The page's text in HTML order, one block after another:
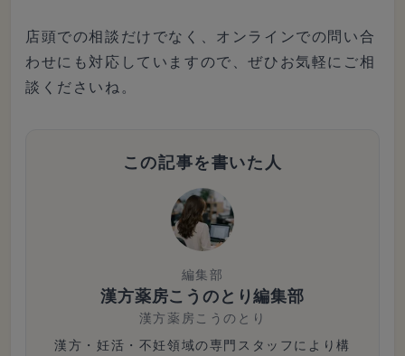
店頭での相談だけでなく、オンラインでの問い合
わせにも対応していますので、ぜひお気軽にご相
談くださいね。
この記事を書いた人
編集部
漢方薬房こうのとり編集部
漢方薬房こうのとり
漢方・妊活・不妊領域の専門スタッフにより構